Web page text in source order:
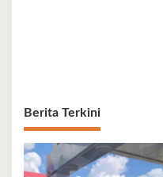
Berita Terkini